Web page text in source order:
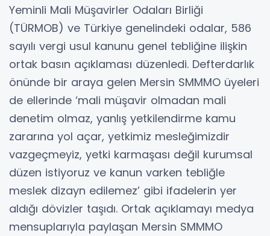
Yeminli Mali Müşavirler Odaları Birliği
(TÜRMOB) ve Türkiye genelindeki odalar, 586
sayılı vergi usul kanunu genel tebliğine ilişkin
ortak basın açıklaması düzenledi. Defterdarlık
önünde bir araya gelen Mersin SMMMO üyeleri
de ellerinde ‘mali müşavir olmadan mali
denetim olmaz, yanlış yetkilendirme kamu
zararına yol açar, yetkimiz mesleğimizdir
vazgeçmeyiz, yetki karmaşası değil kurumsal
düzen istiyoruz ve kanun varken tebliğle
meslek dizayn edilemez’ gibi ifadelerin yer
aldığı dövizler taşıdı. Ortak açıklamayı medya
mensuplarıyla paylaşan Mersin SMMMO